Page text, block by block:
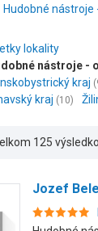
Hudobné
lokality
nástroje -
kraj
kraj (10)
125
Jozef